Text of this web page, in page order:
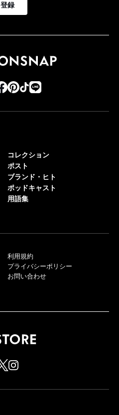
登録
コレクション
ポスト
ブランド・ヒト
ポッドキャスト
用語集
利用規約
プライバシーポリシー
お問い合わせ